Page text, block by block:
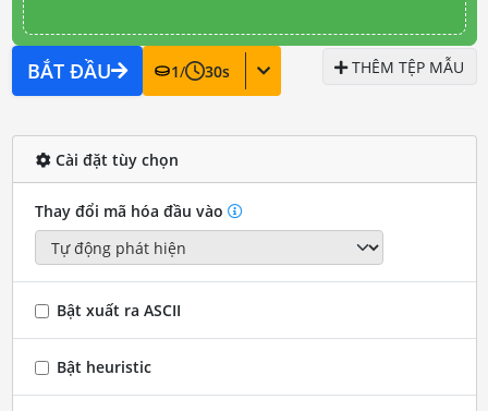
BẮT ĐẦU 1/ 30s THÊM TỆP MẪU
Cài đặt tùy chọn
Thay đổi mã hóa đầu vào
Bật xuất ra ASCII
Bật heuristic